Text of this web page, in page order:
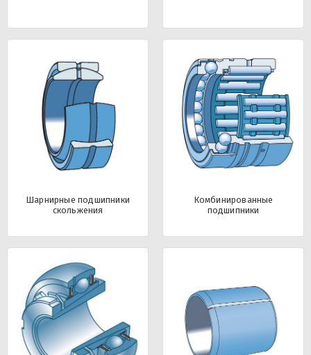
Шарнирные подшипники
скольжения
Комбинированные
подшипники